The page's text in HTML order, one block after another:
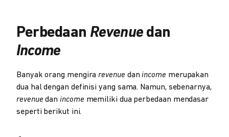
Perbedaan Revenue dan
Income
Banyak orang mengirarevenue danincome merupakan
dua hal dengan definisi yang sama. Namun, sebenarnya,
revenue danincome memiliki dua perbedaan mendasar
seperti berikut ini.